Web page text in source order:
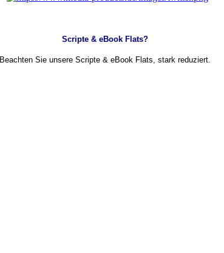
Scripte & eBook Flats?
Beachten Sie unsere Scripte & eBook Flats, stark reduziert.